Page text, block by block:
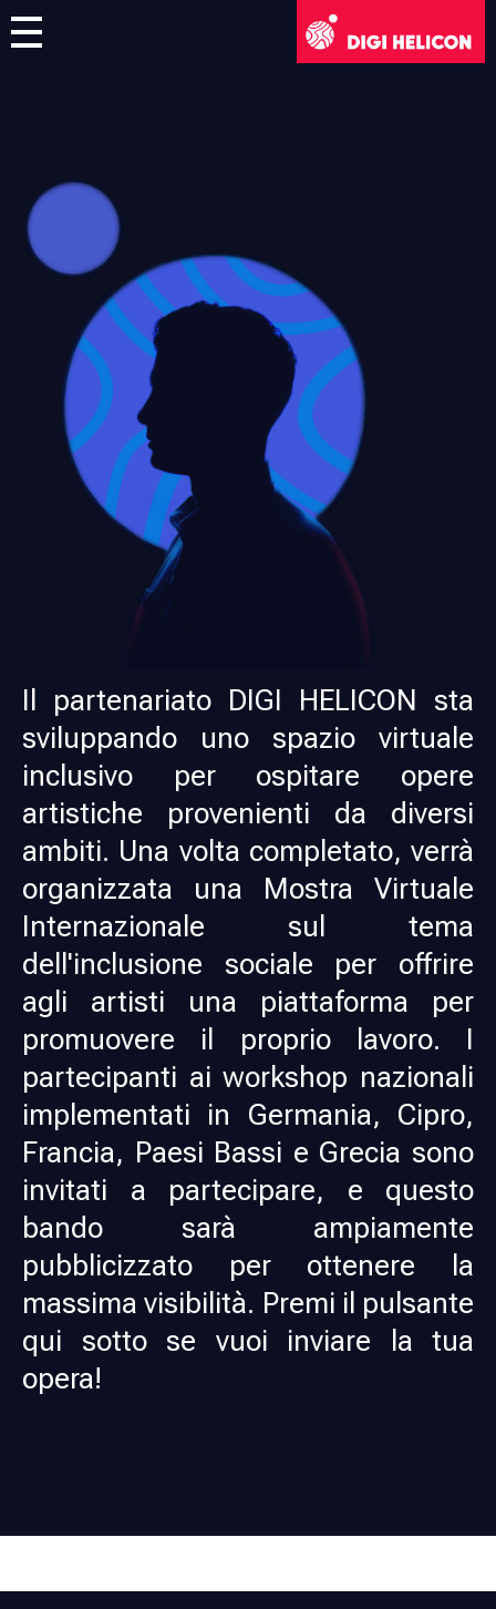
Italiano
Deutsch
Français
Italiano
Il partenariato DIGI HELICON sta
sviluppando uno spazio virtuale
inclusivo per ospitare opere
artistiche provenienti da diversi
ambiti. Una volta completato, verrà
organizzata una Mostra Virtuale
Internazionale sul tema
dell'inclusione sociale per offrire
agli artisti una piattaforma per
promuovere il proprio lavoro. I
partecipanti ai workshop nazionali
implementati in Germania, Cipro,
Francia, Paesi Bassi e Grecia sono
invitati a partecipare, e questo
bando sarà ampiamente
pubblicizzato per ottenere la
massima visibilità. Premi il pulsante
qui sotto se vuoi inviare la tua
opera!